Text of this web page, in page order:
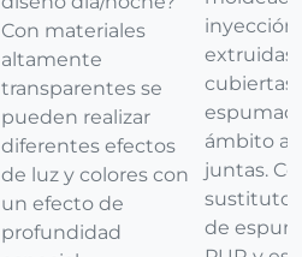
Con materiales
altamente
transparentes se
pueden realizar
diferentes efectos
de luz y colores con
un efecto de
profundidad
inyección
extruidas,
cubiertas
ámbito
juntas.
sustituto
de